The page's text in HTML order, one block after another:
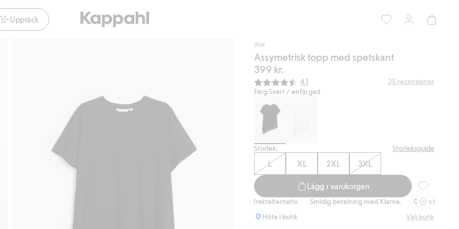
Upptäck
Xlnt
Assymetrisk topp med spetskant
399 kr.
Snittbetyg:
4.1 35 recensioner
Färg:Svart / enfärgad
Storlek: Storleksguide
L XL 2XL 3XL
Lägg i varukorgen
Gratis fraktalternativ Smidig betalning med Klarna. Gratis fraktalternativ Smidig betalning med Klarna.
Gratis fraktalternativ
Hitta i butik
Välj butik